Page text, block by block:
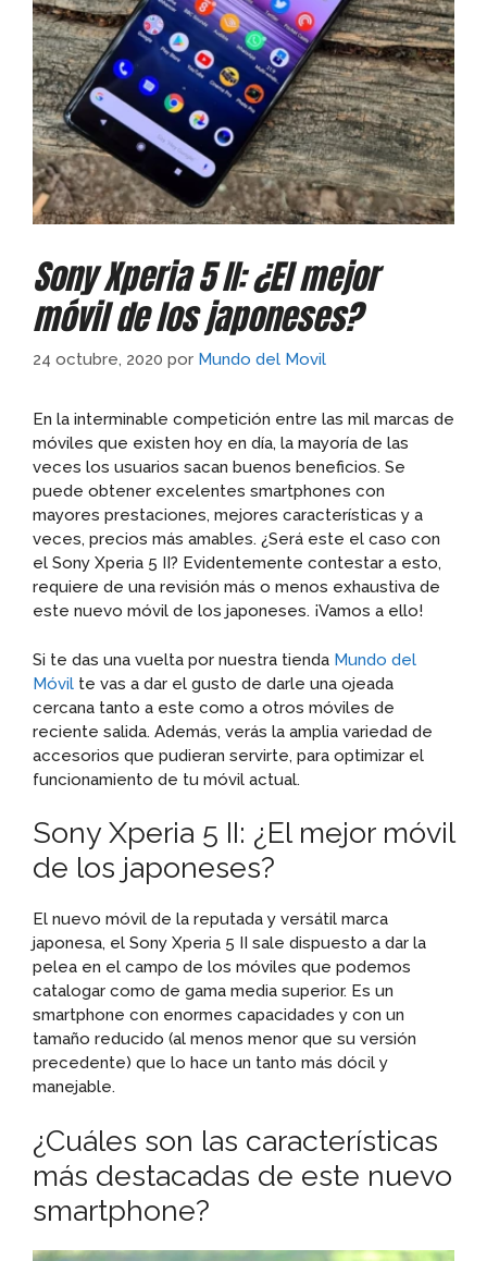
Sony Xperia 5 II: ¿El mejor
móvil de los japoneses?
24 octubre, 2020 por Mundo del Movil
En la interminable competición entre las mil marcas de
móviles que existen hoy en día, la mayoría de las
veces los usuarios sacan buenos beneficios. Se
puede obtener excelentes smartphones con
mayores prestaciones, mejores características y a
veces, precios más amables. ¿Será este el caso con
el Sony Xperia 5 II? Evidentemente contestar a esto,
requiere de una revisión más o menos exhaustiva de
este nuevo móvil de los japoneses. ¡Vamos a ello!
Si te das una vuelta por nuestra tienda Mundo del
Móvil te vas a dar el gusto de darle una ojeada
cercana tanto a este como a otros móviles de
reciente salida. Además, verás la amplia variedad de
accesorios que pudieran servirte, para optimizar el
funcionamiento de tu móvil actual.
Sony Xperia 5 II: ¿El mejor móvil
de los japoneses?
El nuevo móvil de la reputada y versátil marca
japonesa, el Sony Xperia 5 II sale dispuesto a dar la
pelea en el campo de los móviles que podemos
catalogar como de gama media superior. Es un
smartphone con enormes capacidades y con un
tamaño reducido (al menos menor que su versión
precedente) que lo hace un tanto más dócil y
manejable.
¿Cuáles son las características
más destacadas de este nuevo
smartphone?